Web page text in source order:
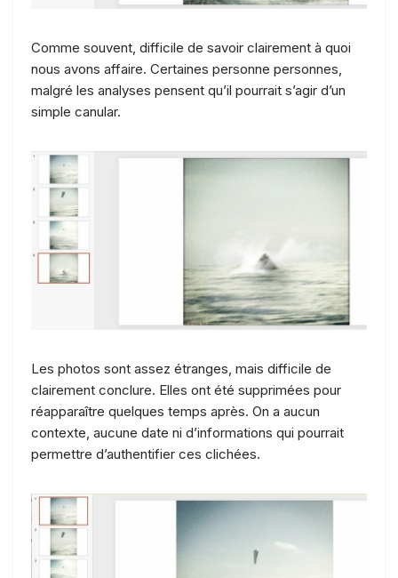
Comme souvent, difficile de savoir clairement à quoi
nous avons affaire. Certaines personne personnes,
malgré les analyses pensent qu’il pourrait s’agir d’un
simple canular.
Les photos sont assez étranges, mais difficile de
clairement conclure. Elles ont été supprimées pour
réapparaître quelques temps après. On a aucun
contexte, aucune date ni d’informations qui pourrait
permettre d’authentifier ces clichées.